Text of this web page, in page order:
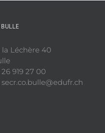
la Léchère 40
26 919 27 00